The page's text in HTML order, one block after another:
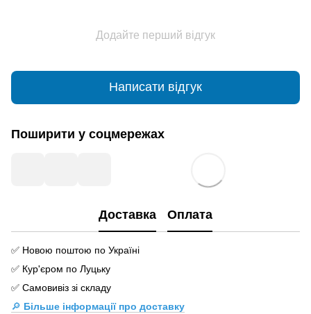
Додайте перший відгук
Написати відгук
Поширити у соцмережах
Доставка Оплата
✅ Новою поштою по Україні
✅ Кур'єром по Луцьку
✅ Самовивіз зі складу
🔎 Більше інформації про доставку